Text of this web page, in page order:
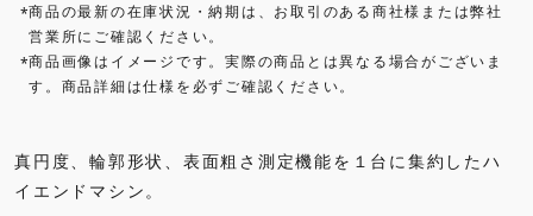
*商品の最新の在庫状況・納期は、お取引のある商社様または弊社
営業所にご確認ください。
*商品画像はイメージです。実際の商品とは異なる場合がございま
す。商品詳細は仕様を必ずご確認ください。
真円度、輪郭形状、表面粗さ測定機能を１台に集約したハ
イエンドマシン。